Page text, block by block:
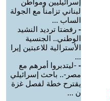
إسرائيليين ومواطن
لبناني تزامناً مع الجولة
الساب ...
- رفضتا ترديد النشيد
الوطني.. الجنسية
الأسترالية للاعبتين إيرا
...
- -ليتدبروا أمرهم مع
مصر-.. باحث إسرائيلي
يقترح خطة لفصل غزة
ن ...